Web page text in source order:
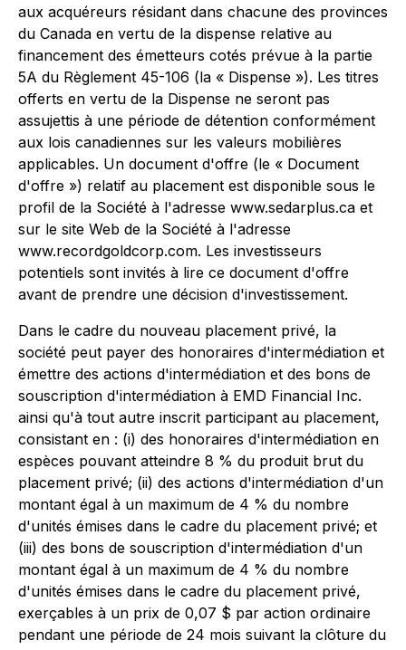
aux acquéreurs résidant dans chacune des provinces
du Canada en vertu de la dispense relative au
financement des émetteurs cotés prévue à la partie
5A du Règlement 45-106 (la « Dispense »). Les titres
offerts en vertu de la Dispense ne seront pas
assujettis à une période de détention conformément
aux lois canadiennes sur les valeurs mobilières
applicables. Un document d'offre (le « Document
d'offre ») relatif au placement est disponible sous le
profil de la Société à l'adresse www.sedarplus.ca et
sur le site Web de la Société à l'adresse
www.recordgoldcorp.com. Les investisseurs
potentiels sont invités à lire ce document d'offre
avant de prendre une décision d'investissement.
Dans le cadre du nouveau placement privé, la
société peut payer des honoraires d'intermédiation et
émettre des actions d'intermédiation et des bons de
souscription d'intermédiation à EMD Financial Inc.
ainsi qu'à tout autre inscrit participant au placement,
consistant en : (i) des honoraires d'intermédiation en
espèces pouvant atteindre 8 % du produit brut du
placement privé; (ii) des actions d'intermédiation d'un
montant égal à un maximum de 4 % du nombre
d'unités émises dans le cadre du placement privé; et
(iii) des bons de souscription d'intermédiation d'un
montant égal à un maximum de 4 % du nombre
d'unités émises dans le cadre du placement privé,
exerçables à un prix de 0,07 $ par action ordinaire
pendant une période de 24 mois suivant la clôture du